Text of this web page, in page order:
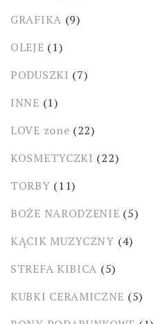
GRAFIKA (9)
OLEJE (1)
PODUSZKI (7)
INNE (1)
LOVE zone (22)
KOSMETYCZKI (22)
TORBY (11)
BOŻE NARODZENIE (5)
KĄCIK MUZYCZNY (4)
STREFA KIBICA (5)
KUBKI CERAMICZNE (5)